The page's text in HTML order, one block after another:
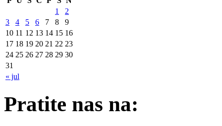
« jul
1
2
3
4 5 6 7 8
9
10 11 12 13 14 15 16
17 18 19 20 21 22 23
24 25 26 27 28 29 30
31
Pratite nas na: